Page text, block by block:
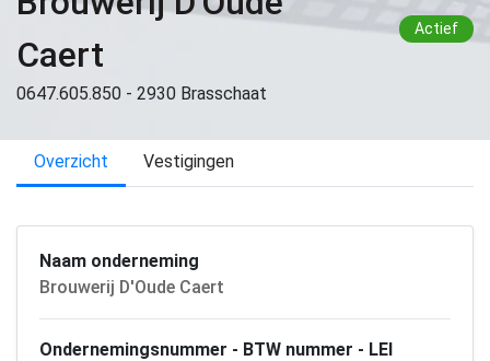
Caert
Actief
0647.605.850 - 2930 Brasschaat
Overzicht Vestigingen
Naam onderneming
Brouwerij D'Oude Caert
Ondernemingsnummer - BTW nummer - LEI